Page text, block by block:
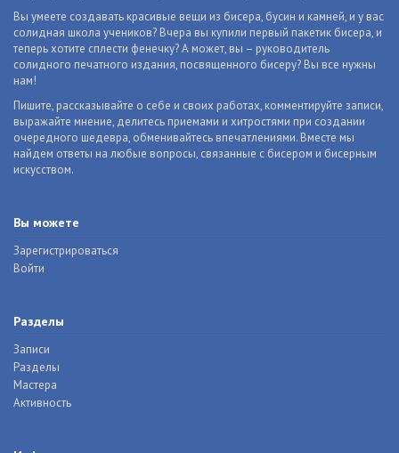
Вы умеете создавать красивые вещи из бисера, бусин и камней, и у вас
солидная школа учеников? Вчера вы купили первый пакетик бисера, и
теперь хотите сплести фенечку? А может, вы – руководитель
солидного печатного издания, посвященного бисеру? Вы все нужны
нам!
Пишите, рассказывайте о себе и своих работах, комментируйте записи,
выражайте мнение, делитесь приемами и хитростями при создании
очередного шедевра, обменивайтесь впечатлениями. Вместе мы
найдем ответы на любые вопросы, связанные с бисером и бисерным
искусством.
Вы можете
Зарегистрироваться
Войти
Разделы
Записи
Разделы
Мастера
Активность